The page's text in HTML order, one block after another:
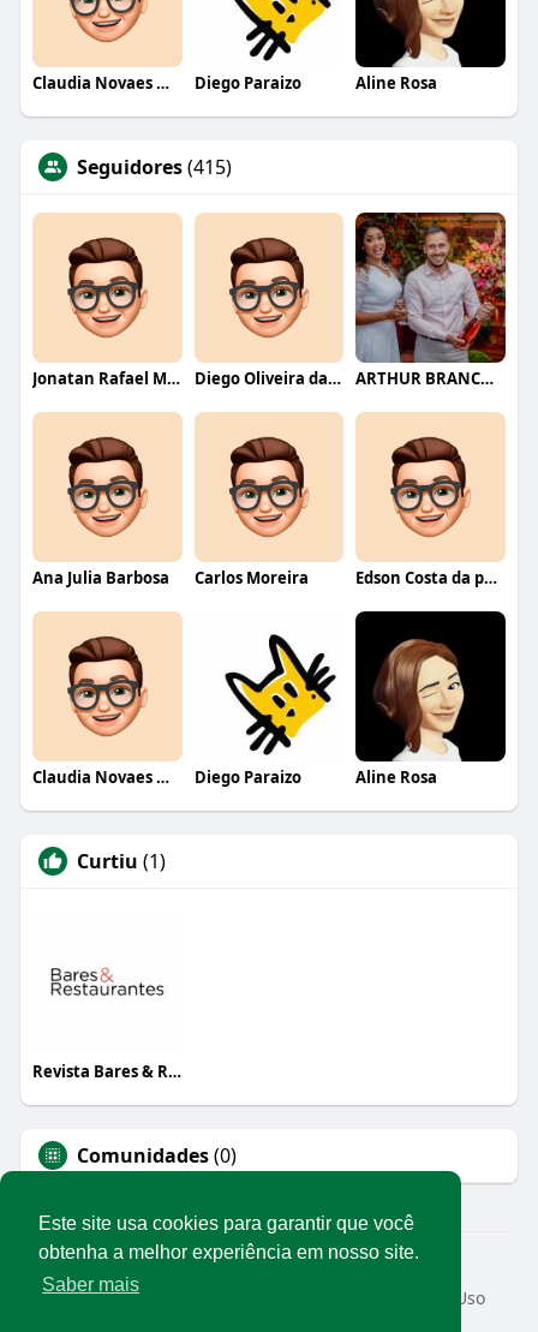
Este site usa cookies para garantir que você
obtenha a melhor experiência em nosso site.
Saber mais
Claudia Novaes Novaes Diego Paraizo Aline Rosa
Seguidores(415)
Jonatan Rafael Mello Diego Oliveira da Motta ARTHUR BRANCO FERNANDES
Ana Julia Barbosa Carlos Moreira Edson Costa da paixão
Claudia Novaes Novaes Diego Paraizo Aline Rosa
Curtiu (1)
Revista Bares & Restaurantes
Comunidades(0)
© 2026 Rede Abrasel
Início
Sobre
Termos de Uso